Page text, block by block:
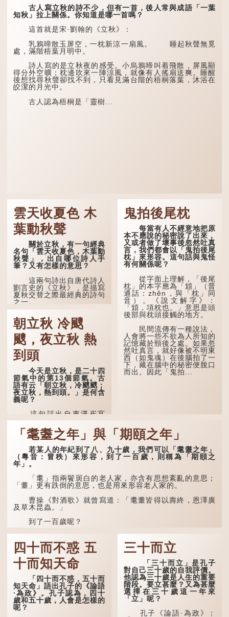
古人寫立秋的詩不少，但有一首，後人常與成語「一葉
知秋」拉上關係。你知道是哪一首嗎？
這首就是宋·劉翰的《立秋》：
乳鴉啼散玉屏空，一枕新涼一扇風。 睡起秋聲無覓
處，滿階梧葉月明中。
詩人寫的是立秋夜的感受。小烏鴉啼叫着飛散，屏風顯
得分外空曠；枕邊吹來一陣涼風，就像有人搖扇送爽。睡醒
後想找尋秋聲卻找不到，只看見滿台階的梧桐落葉，沐浴在
皎潔的月光中。
古人認為梧桐是「靈樹...
雲天收夏色 木
葉動秋聲
關於立秋，有一句經典
名句「雲天收夏色，木葉動
秋聲」，出自哪位詩人手
筆？又有怎樣的意思？
這兩句詩出自唐代詩人
劉言史的《立秋》，是描寫
夏秋交替之際最經典的詩句
之一。
《立秋》全詩如下：
茲晨戒流火，商飆早已
驚。 雲天收夏色，木
葉動秋聲。
詩的前兩句寫的是：這
一天早晨，天上的「流火」
（指大火星，象徵暑氣）開
始消退，涼爽的秋風（商
飆，即西風）已經悄然吹
起。後兩句，便是全詩的靈
魂...
朝立秋 冷颼
颼，夜立秋 熱
到頭
今天是立秋，是二十四
節氣中的第13個節氣。古
語有云「朝立秋，冷颼颼；
夜立秋，熱到頭。」是何含
義呢？
這句話出自東漢崔寔
《四民月令》：「朝立秋，
冷颼颼；夜立秋，熱到
頭」。到了清代，顧祿在
《清嘉錄》中記錄蘇州風俗
時，也引用了這句諺語。不
過當地百姓的口頭說法是
「朝立秋，渹颼颼；夜立
有不同，但意思完全一致。
準呢？它反映了古人的一種
樸素觀察：如果立秋的精
鬼拍後尾枕
每當有人不經意地把原
本不應說的秘密說了出來，
又或者做了壞事後忽然吐真
言，我們都會以「鬼拍後尾
枕」來形容。這句話與鬼怪
有何關係呢？
從字面上理解，「後尾
枕」的本字應為「䪴」（普
通話：zhěn，與「枕」同
音）。《說文解字》：
「䪴，項枕也。」意思是頭
後部與枕頭接觸的地方。
民間流傳有一種說法，
人會將一些不欲為人所知的
記憶藏於頸後之處。如果忽
然吐真言，就好像被不明東
西（如鬼魂）在後腦拍了一
下，藏在腦中的秘密便脫口
而出。因此「鬼拍...
「耄耋之年」與「期頤之年」
若某人的年紀到了八、九十歲，我們可以「耄耋之年」
（粵音：冒秩）來形容，到了一百歲，則稱為「期頤之
年」。
「耄」指兩鬢斑白的老人家，亦含有思想紊亂的意思；
「耋」更有跌倒的意思，也是用來形容老人家的。
曹操《對酒歌》就曾寫道：「耄耋皆得以壽終，恩澤廣
及草木昆蟲。」
到了一百歲呢？
那麼就可以稱為「期頤」。《禮記.曲禮上》：「百年曰
期頤。」鄭玄註：「期，猶要也；頤，養也。不知衣服食
味，孝子要盡養道...
四十而不惑 五
十而知天命
「四十而不惑，五十而
知天命」語出孔子的《論語
·為政》。孔子認為，四十
歲和五十歲，人會是怎樣的
呢？
三十而立
「三十而立」是孔子
對自己三十歲的自我評價。
他認為三十歲是人生的重要
階段。要立甚麼？又為甚麼
選擇在三十歲這一年來
「立」呢？
孔子《論語·為政》：